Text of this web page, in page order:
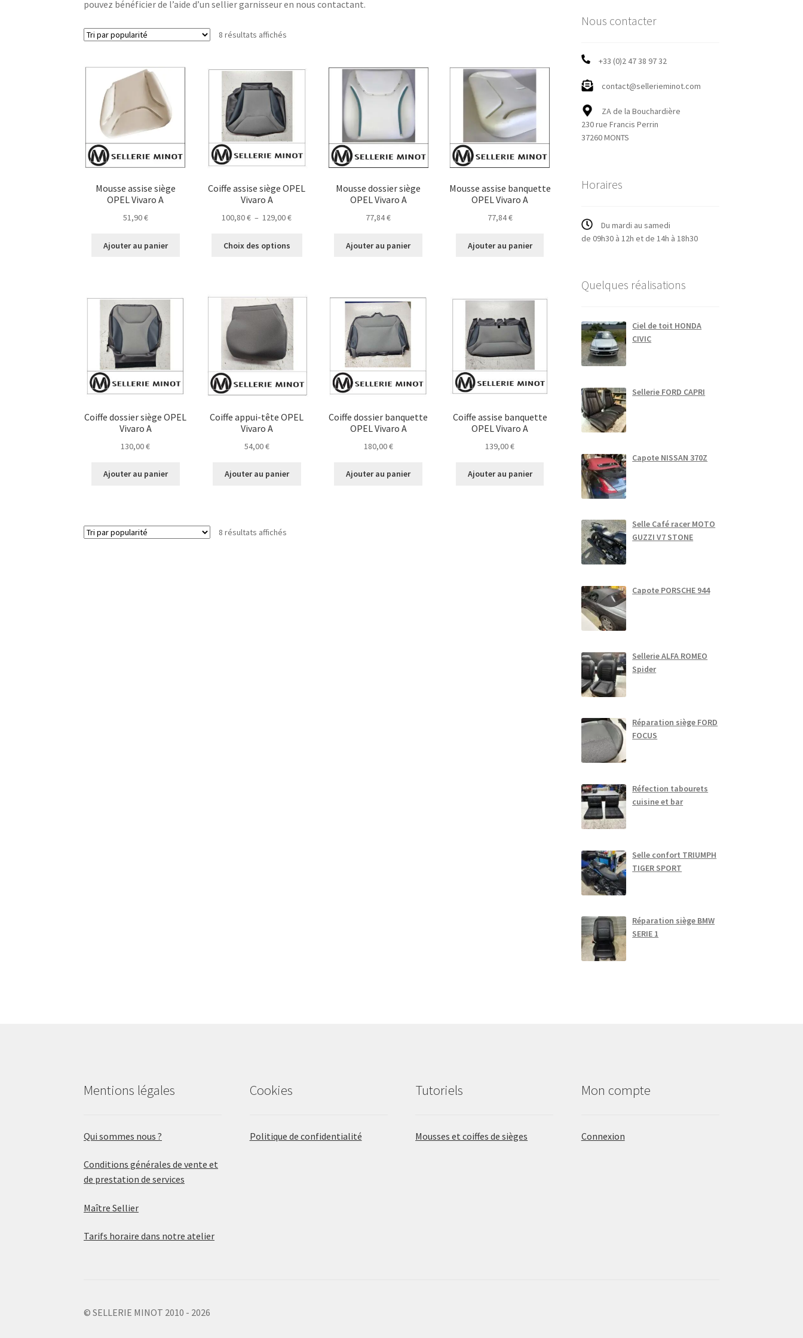
pouvez bénéficier de l’aide d’un sellier garnisseur en nous contactant.
8 résultats affichés
Mousse assise siège
OPEL Vivaro A
51,90€
Ajouter au panier
Coiffe assise siège OPEL
Vivaro A
100,80€ – 129,00€Plage
Choix des options
la
page
produit
Mousse dossier siège
OPEL Vivaro A
77,84€
Ajouter au panier
Mousse assise banquette
OPEL Vivaro A
77,84€
Ajouter au panier
Coiffe dossier siège OPEL
Vivaro A
130,00€
Ajouter au panier
Coiffe appui-tête OPEL
Vivaro A
54,00€
Ajouter au panier
Coiffe dossier banquette
OPEL Vivaro A
180,00€
Ajouter au panier
Coiffe assise banquette
OPEL Vivaro A
139,00€
Ajouter au panier
8 résultats affichés
Nous contacter
+33 (0)2 47 38 97 32
contact@sellerieminot.com
ZA de la Bouchardière
230 rue Francis Perrin
37260 MONTS
Horaires
Du mardi au samedi
de 09h30 à 12h et de 14h à 18h30
Quelques réalisations
Ciel de toit HONDA
CIVIC
Sellerie FORD CAPRI
Capote NISSAN 370Z
Selle Café racer MOTO
GUZZI V7 STONE
Capote PORSCHE 944
Sellerie ALFA ROMEO
Spider
Réparation siège FORD
FOCUS
Réfection tabourets
cuisine et bar
Selle confort TRIUMPH
TIGER SPORT
Réparation siège BMW
SERIE 1
Mentions légales
Qui sommes nous ?
Conditions générales de vente et
de prestation de services
Maître Sellier
Tarifs horaire dans notre atelier
Cookies
Politique de confidentialité
Tutoriels
Mousses et coiffes de sièges
Mon compte
Connexion
© SELLERIE MINOT 2010 - 2026